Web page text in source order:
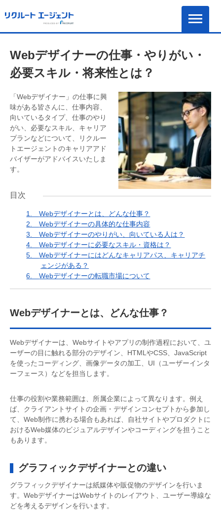
Webデザイナーの仕事・やりがい・
必要スキル・将来性とは？
「Webデザイナー」の仕事に興
味がある皆さんに、仕事内容、
向いているタイプ、仕事のやり
がい、必要なスキル、キャリア
プランなどについて、リクルー
トエージェントのキャリアアド
バイザーがアドバイスいたしま
す。
目次
1.Webデザイナーとは、どんな仕事？
2.Webデザイナーの具体的な仕事内容
3.Webデザイナーのやりがい、向いている人は？
4.Webデザイナーに必要なスキル・資格は？
5.Webデザイナーにはどんなキャリアパス、キャリアチ
ェンジがある？
6.Webデザイナーの転職市場について
Webデザイナーとは、どんな仕事？
Webデザイナーは、Webサイトやアプリの制作過程において、ユ
ーザーの目に触れる部分のデザイン、HTMLやCSS、JavaScript
を使ったコーディング、画像データの加工、UI（ユーザーインタ
ーフェース）などを担当します。
仕事の役割や業務範囲は、所属企業によって異なります。例え
ば、クライアントサイトの企画・デザインコンセプトから参加し
て、Web制作に携わる場合もあれば、自社サイトやプロダクトに
おけるWeb媒体のビジュアルデザインやコーディングを担うこと
もあります。
グラフィックデザイナーとの違い
グラフィックデザイナーは紙媒体や販促物のデザインを行いま
す。WebデザイナーはWebサイトのレイアウト、ユーザー導線な
どを考えるデザインを行います。